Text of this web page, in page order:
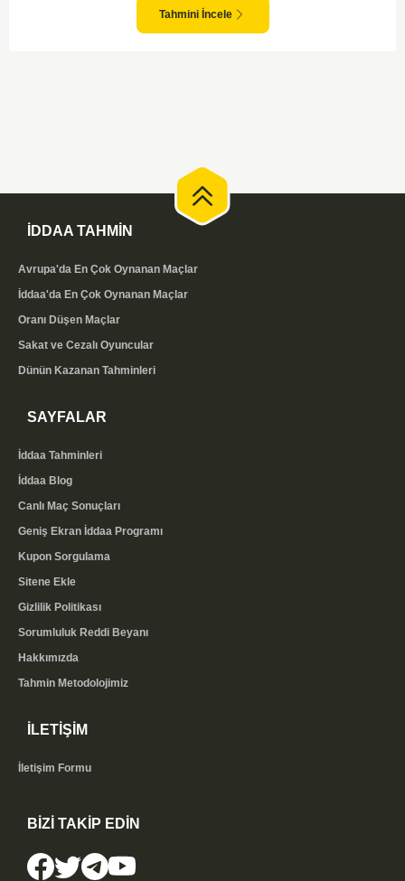
sahasında etkili performans sergileyen Valerenga, Bodo/Glimt karşısında
gol bulmakta zorlanmayabilir. Aynı şekilde, Bodo/Glimt'in de hücum gücü
Tahmini İncele
İDDAA TAHMİN
Avrupa'da En Çok Oynanan Maçlar
İddaa'da En Çok Oynanan Maçlar
Oranı Düşen Maçlar
Sakat ve Cezalı Oyuncular
Dünün Kazanan Tahminleri
SAYFALAR
İddaa Tahminleri
İddaa Blog
Canlı Maç Sonuçları
Geniş Ekran İddaa Programı
Kupon Sorgulama
Sitene Ekle
Gizlilik Politikası
Sorumluluk Reddi Beyanı
Hakkımızda
Tahmin Metodolojimiz
İLETİŞİM
İletişim Formu
BİZİ TAKİP EDİN